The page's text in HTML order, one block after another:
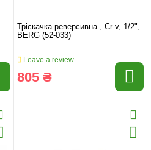
Тріскачка реверсивна , Cr-v, 1/2",
BERG (52-033)
Leave a review
805 ₴